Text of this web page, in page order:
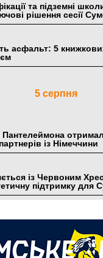
та підземні
рішення сесії
асфальт: 5
5 серпня
Пантелеймона
із Німеччини
із Червоним
підтримку для
книжок згоріли. Як
відновитися